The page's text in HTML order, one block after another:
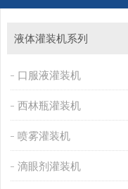
液体灌装机系列
口服液灌装机
西林瓶灌装机
喷雾灌装机
滴眼剂灌装机